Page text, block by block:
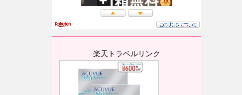
楽天トラベルリンク